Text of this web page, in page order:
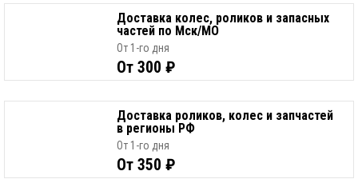
Доставка колес, роликов и запасных
частей по Мск/МО
От 1-го дня
От 300 ₽
Доставка роликов, колес и запчастей
в регионы РФ
От 1-го дня
От 350 ₽